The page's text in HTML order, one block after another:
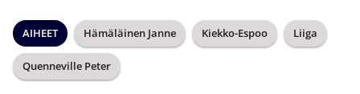
AIHEET Hämäläinen Janne Kiekko-Espoo Liiga
Quenneville Peter